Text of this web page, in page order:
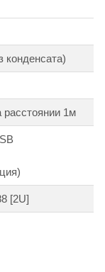
конденсата)
расстоянии 1м
[2U]